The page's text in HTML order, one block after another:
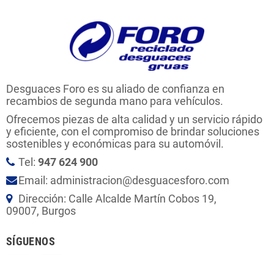
Desguaces Foro es su aliado de confianza en
recambios de segunda mano para vehículos.
Ofrecemos piezas de alta calidad y un servicio rápido
y eficiente, con el compromiso de brindar soluciones
sostenibles y económicas para su automóvil.
Tel: 947 624 900
Email: administracion@desguacesforo.com
Dirección: Calle Alcalde Martín Cobos 19,
09007, Burgos
SÍGUENOS